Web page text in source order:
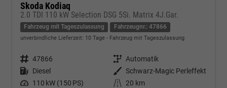
Skoda Kodiaq
2.0 TDI 110 kW Selection DSG 5Si. Matrix 4J.Gar.
Fahrzeug mit Tageszulassung Fahrzeugnr.: 47866
unverbindliche Lieferzeit: 10 Tage Fahrzeug mit Tageszulassung
Fahrzeugnr. 47866 Getriebe Automatik
Kraftstoff Diesel Außenfarbe Schwarz-Magic Perleffekt
Leistung 110 kW (150 PS) Kilometerstand
20 km